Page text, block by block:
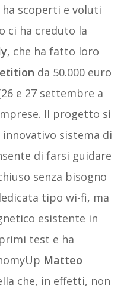
scoperti e voluti
ci ha creduto la
, che ha fatto loro
da 50.000 euro
e 27 settembre a
Il progetto si
innovativo sistema di
di farsi guidare
senza bisogno
tipo wi-fi, ma
esistente in
test e ha
Matteo
che, in effetti, non